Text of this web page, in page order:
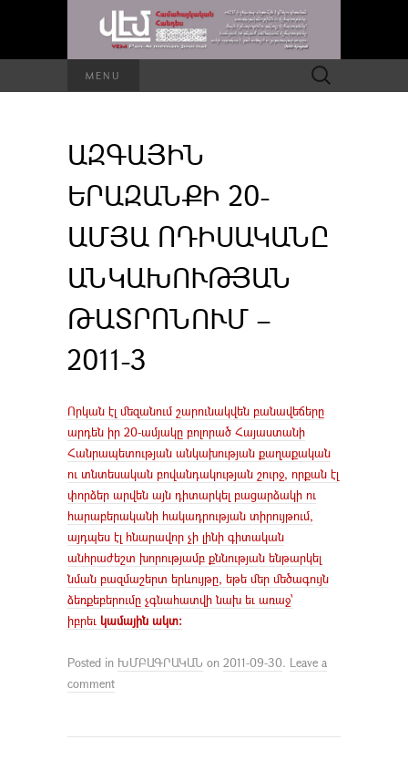
MENU Որոնել՝
ԱԶԳԱՅԻՆ
ԵՐԱԶԱՆՔԻ 20-
ԱՄՅԱ ՈԴԻՍԱԿԱՆԸ
ԱՆԿԱԽՈՒԹՅԱՆ
ԹԱՏՐՈՆՈՒՄ –
2011-3
Որկան էլ մեզանում շարունակվեն բանավեճերը
արդեն իր 20-ամյակը բոլորած Հայաստանի
Հանրապետության անկախության քաղաքական
ու տնտեսական բովանդակության շուրջ, որքան էլ
փորձեր արվեն այն դիտարկել բացարձակի ու
հարաբերականի հակադրության տիրույթում,
այդպես էլ հնարավոր չի լինի գիտական
անհրաժեշտ խորությամբ քննության ենթարկել
նման բազմաշերտ երևույթը, եթե մեր մեծագույն
ձեռքեբերումը չգնահատվի նախ եւ առաջ՝
իբրեւ կամային ակտ:
Posted in ԽՄԲԱԳՐԱԿԱՆ on 2011-09-30. Leave a
comment